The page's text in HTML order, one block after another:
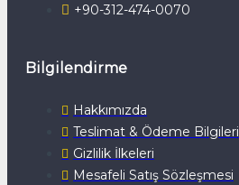
+90-312-474-0070
Bilgilendirme
Hakkımızda
Teslimat & Ödeme Bilgileri
Gizlilik İlkeleri
Mesafeli Satış Sözleşmesi